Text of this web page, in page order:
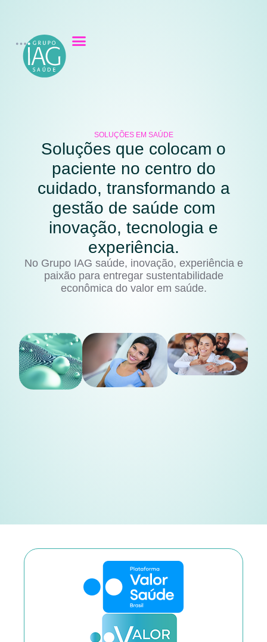
SOLUÇÕES EM SAÚDE
Soluções que colocam o
paciente no centro do
cuidado, transformando a
gestão de saúde com
inovação, tecnologia e
experiência.
No Grupo IAG saúde, inovação, experiência e
paixão para entregar sustentabilidade
econômica do valor em saúde.